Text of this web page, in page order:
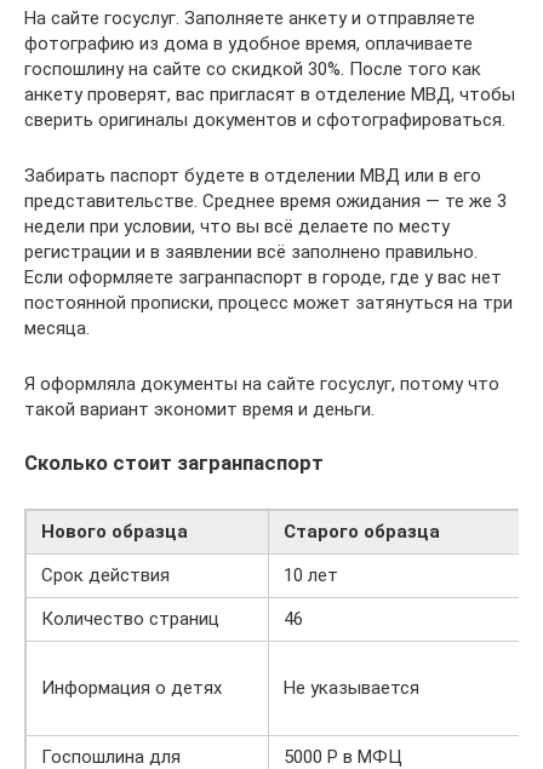
На сайте госуслуг. Заполняете анкету и отправляете
фотографию из дома в удобное время, оплачиваете
госпошлину на сайте со скидкой 30%. После того как
анкету проверят, вас пригласят в отделение МВД, чтобы
сверить оригиналы документов и сфотографироваться.
Забирать паспорт будете в отделении МВД или в его
представительстве. Среднее время ожидания — те же 3
недели при условии, что вы всё делаете по месту
регистрации и в заявлении всё заполнено правильно.
Если оформляете загранпаспорт в городе, где у вас нет
постоянной прописки, процесс может затянуться на три
месяца.
Я оформляла документы на сайте госуслуг, потому что
такой вариант экономит время и деньги.
Сколько стоит загранпаспорт
Нового образца
Старого образца
Срок действия
10 лет
Количество страниц
46
Информация о детях Не указывается
Госпошлина для
5000 Р в МФЦ